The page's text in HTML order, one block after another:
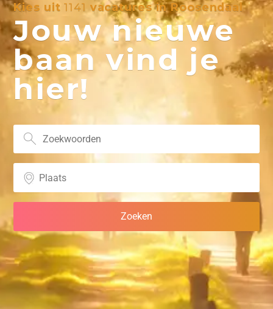
Kies uit1141 vacatures in Roosendaal
Jouw nieuwe
baan vind je
hier!